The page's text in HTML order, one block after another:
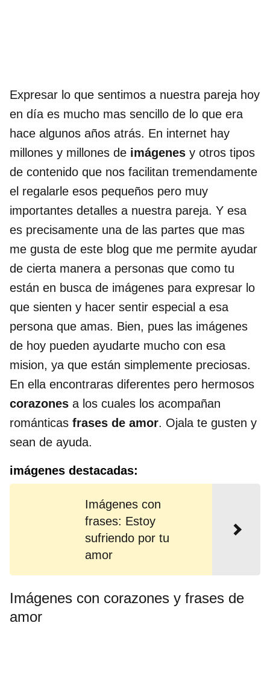
Expresar lo que sentimos a nuestra pareja hoy
en día es mucho mas sencillo de lo que era
hace algunos años atrás. En internet hay
millones y millones de imágenes y otros tipos
de contenido que nos facilitan tremendamente
el regalarle esos pequeños pero muy
importantes detalles a nuestra pareja. Y esa
es precisamente una de las partes que mas
me gusta de este blog que me permite ayudar
de cierta manera a personas que como tu
están en busca de imágenes para expresar lo
que sienten y hacer sentir especial a esa
persona que amas. Bien, pues las imágenes
de hoy pueden ayudarte mucho con esa
mision, ya que están simplemente preciosas.
En ella encontraras diferentes pero hermosos
corazones a los cuales los acompañan
románticas frases de amor. Ojala te gusten y
sean de ayuda.
imágenes destacadas:
Imágenes con
frases: Estoy
sufriendo por tu
amor
Imágenes con corazones y frases de
amor